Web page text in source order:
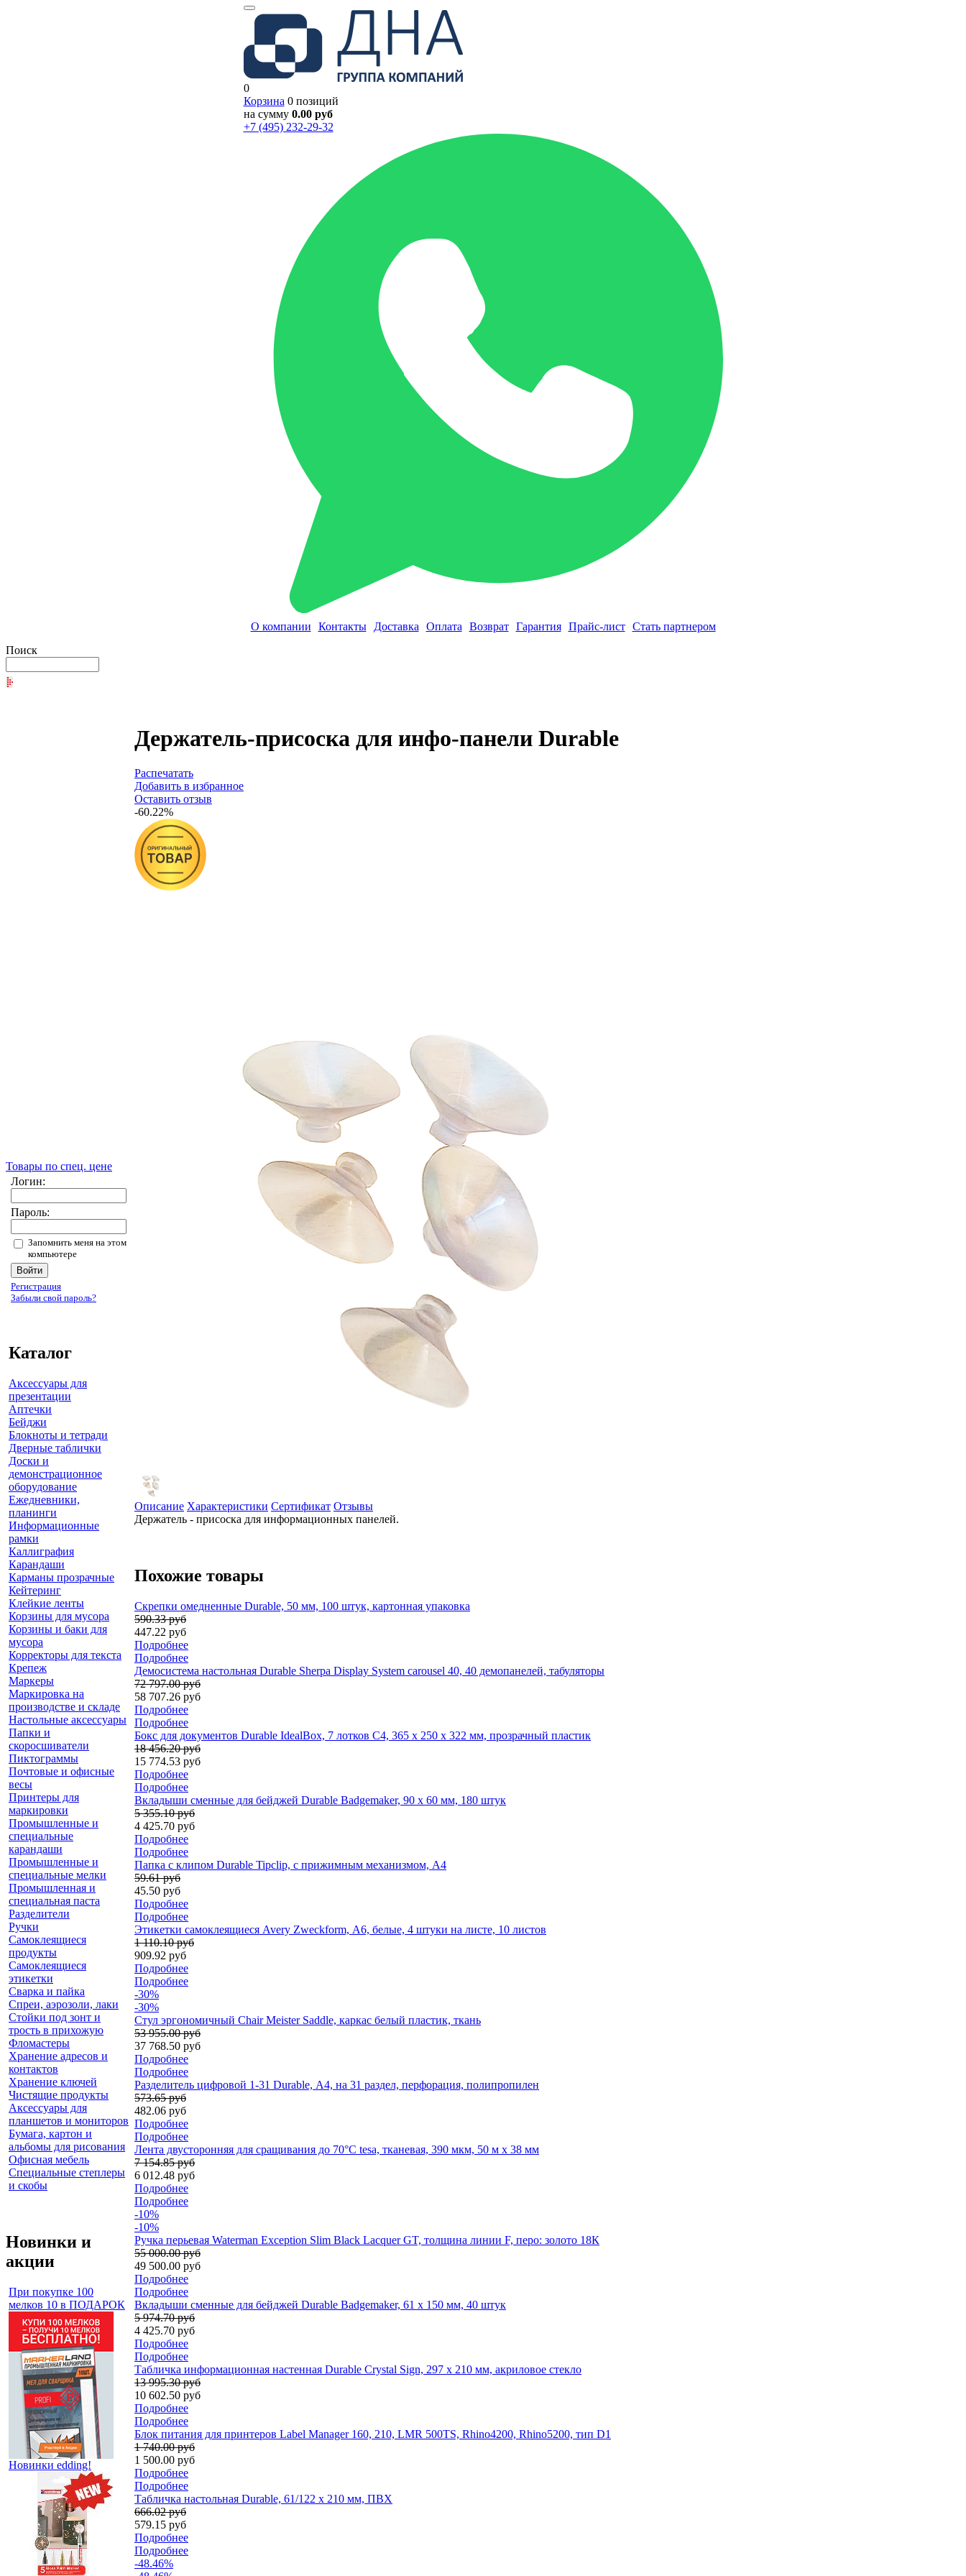
0
Корзина 0 позиций
на сумму 0.00 руб
+7 (495) 232-29-32
О компании Контакты Доставка Оплата Возврат Гарантия Прайс-лист
Стать партнером
Поиск
Товары по спец. цене
Логин:
Пароль:
Запомнить меня на этом
компьютере
Регистрация
Забыли свой пароль?
Каталог
Аксессуары для
презентации
Аптечки
Бейджи
Блокноты и тетради
Дверные таблички
Доски и
демонстрационное
оборудование
Ежедневники,
планинги
Информационные
рамки
Каллиграфия
Карандаши
Карманы прозрачные
Кейтеринг
Клейкие ленты
Корзины для мусора
Корзины и баки для
мусора
Корректоры для текста
Крепеж
Маркеры
Маркировка на
производстве и складе
Настольные аксессуары
Папки и
скоросшиватели
Пиктограммы
Почтовые и офисные
весы
Принтеры для
маркировки
Промышленные и
специальные
карандаши
Промышленные и
специальные мелки
Промышленная и
специальная паста
Разделители
Ручки
Самоклеящиеся
продукты
Самоклеящиеся
этикетки
Сварка и пайка
Спреи, аэрозоли, лаки
Стойки под зонт и
трость в прихожую
Фломастеры
Хранение адресов и
контактов
Хранение ключей
Чистящие продукты
Аксессуары для
планшетов и мониторов
Бумага, картон и
альбомы для рисования
Офисная мебель
Специальные степлеры
и скобы
Новинки и
акции
При покупке 100
мелков 10 в ПОДАРОК
Новинки edding!
Держатель-присоска для инфо-панели Durable
Распечатать
Добавить в избранное
Оставить отзыв
-60.22%
Описание Характеристики Сертификат Отзывы
Держатель - присоска для информационных панелей.
Похожие товары
Скрепки омедненные Durable, 50 мм, 100 штук, картонная упаковка
590.33 руб
447.22 руб
Подробнее
Подробнее
Демосистема настольная Durable Sherpa Display System carousel 40, 40 демопанелей, табуляторы
72 797.00 руб
58 707.26 руб
Подробнее
Подробнее
Бокс для документов Durable IdealBox, 7 лотков С4, 365 x 250 x 322 мм, прозрачный пластик
18 456.20 руб
15 774.53 руб
Подробнее
Подробнее
Вкладыши сменные для бейджей Durable Badgemaker, 90 x 60 мм, 180 штук
5 355.10 руб
4 425.70 руб
Подробнее
Подробнее
Папка с клипом Durable Tipclip, с прижимным механизмом, А4
59.61 руб
45.50 руб
Подробнее
Подробнее
Этикетки самоклеящиеся Avery Zweckform, А6, белые, 4 штуки на листе, 10 листов
1 110.10 руб
909.92 руб
Подробнее
Подробнее
-30%
-30%
Стул эргономичный Chair Meister Saddle, каркас белый пластик, ткань
53 955.00 руб
37 768.50 руб
Подробнее
Подробнее
Разделитель цифровой 1-31 Durable, А4, на 31 раздел, перфорация, полипропилен
573.65 руб
482.06 руб
Подробнее
Подробнее
Лента двусторонняя для сращивания до 70°С tesa, тканевая, 390 мкм, 50 м x 38 мм
7 154.85 руб
6 012.48 руб
Подробнее
Подробнее
-10%
-10%
Ручка перьевая Waterman Exception Slim Black Lacquer GT, толщина линии F, перо: золото 18К
55 000.00 руб
49 500.00 руб
Подробнее
Подробнее
Вкладыши сменные для бейджей Durable Badgemaker, 61 x 150 мм, 40 штук
5 974.70 руб
4 425.70 руб
Подробнее
Подробнее
Табличка информационная настенная Durable Crystal Sign, 297 x 210 мм, акриловое стекло
13 995.30 руб
10 602.50 руб
Подробнее
Подробнее
Блок питания для принтеров Label Manager 160, 210, LMR 500TS, Rhino4200, Rhino5200, тип D1
1 740.00 руб
1 500.00 руб
Подробнее
Подробнее
Табличка настольная Durable, 61/122 x 210 мм, ПВХ
666.02 руб
579.15 руб
Подробнее
Подробнее
-48.46%